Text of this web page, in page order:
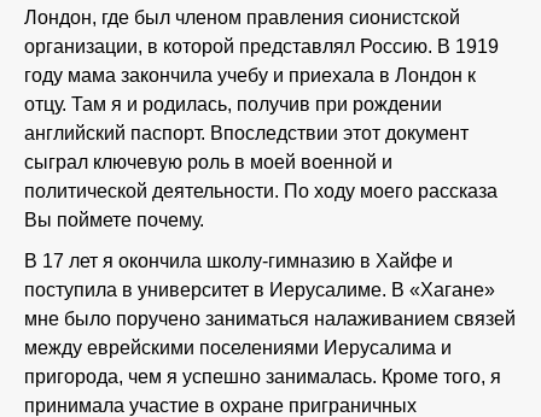
Лондон, где был членом правления сионистской
организации, в которой представлял Россию. В 1919
году мама закончила учебу и приехала в Лондон к
отцу. Там я и родилась, получив при рождении
английский паспорт. Впоследствии этот документ
сыграл ключевую роль в моей военной и
политической деятельности. По ходу моего рассказа
Вы поймете почему.
В 17 лет я окончила школу-гимназию в Хайфе и
поступила в университет в Иерусалиме. В «Хагане»
мне было поручено заниматься налаживанием связей
между еврейскими поселениями Иерусалима и
пригорода, чем я успешно занималась. Кроме того, я
принимала участие в охране приграничных